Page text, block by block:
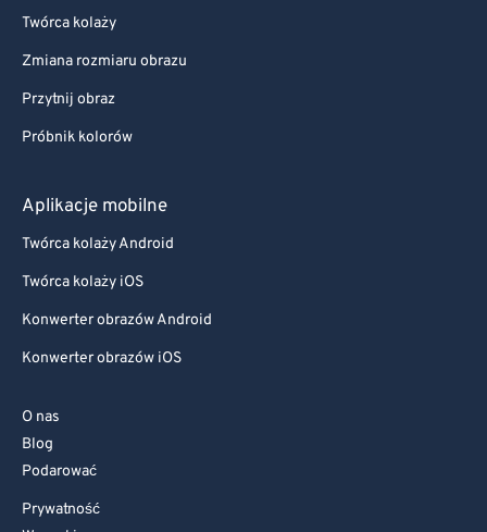
Twórca kolaży
Zmiana rozmiaru obrazu
Przytnij obraz
Próbnik kolorów
Aplikacje mobilne
Twórca kolaży Android
Twórca kolaży iOS
Konwerter obrazów Android
Konwerter obrazów iOS
O nas
Blog
Podarować
Prywatność